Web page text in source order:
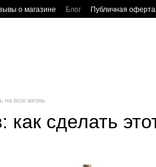
о магазине Блог Публичная оферта
на всю жизнь
как сделать